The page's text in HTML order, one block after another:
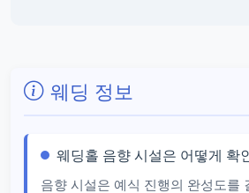
웨딩 정보
웨딩홀 음향 시설은 어떻게 확
음향 시설은 예식 진행의 완성도를